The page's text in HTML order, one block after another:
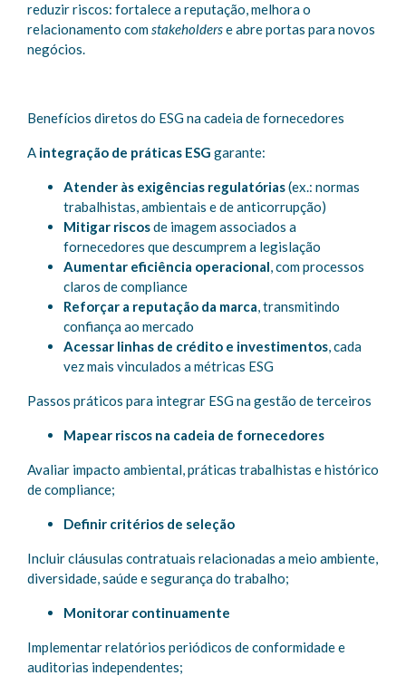
reduzir riscos: fortalece a reputação, melhora o
relacionamento comstakeholderse abre portas para novos
negócios.
Benefícios diretos do ESG na cadeia de fornecedores
A integração de práticas ESG garante:
Atender às exigências regulatórias(ex.: normas
trabalhistas, ambientais e de anticorrupção)
Mitigar riscosde imagem associados a
fornecedores que descumprem a legislação
Aumentar eficiência operacional, com processos
claros de compliance
Reforçar a reputação da marca, transmitindo
confiança ao mercado
Acessar linhas de crédito e investimentos, cada
vez mais vinculados a métricas ESG
Passos práticos para integrar ESG na gestão de terceiros
Mapear riscos na cadeia de fornecedores
Avaliar impacto ambiental, práticas trabalhistas e histórico
de compliance;
Definir critérios de seleção
Incluir cláusulas contratuais relacionadas a meio ambiente,
diversidade, saúde e segurança do trabalho;
Monitorar continuamente
Implementar relatórios periódicos de conformidade e
auditorias independentes;